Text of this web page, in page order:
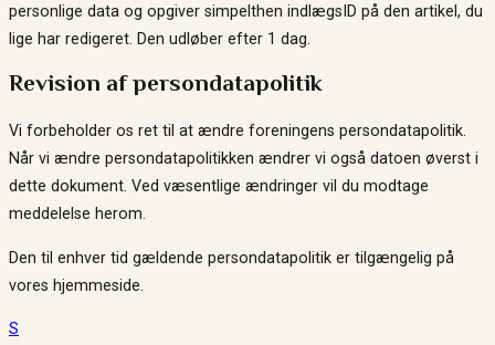
personlige data og opgiver simpelthen indlægsID på den artikel, du
lige har redigeret. Den udløber efter 1 dag.
Revision af persondatapolitik
Vi forbeholder os ret til at ændre foreningens persondatapolitik.
Når vi ændre persondatapolitikken ændrer vi også datoen øverst i
dette dokument. Ved væsentlige ændringer vil du modtage
meddelelse herom.
Den til enhver tid gældende persondatapolitik er tilgængelig på
vores hjemmeside.
S